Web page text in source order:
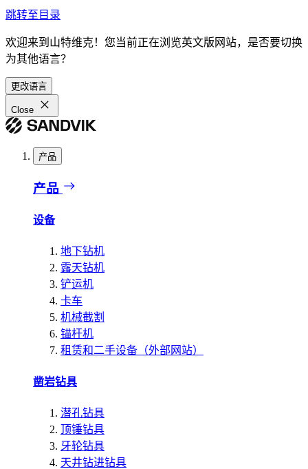
跳转至目录
欢迎来到山特维克！您当前正在浏览英文版网站，是否要切换
为其他语言？
更改语言
Close
产品
产品
设备
地下钻机
露天钻机
铲运机
卡车
机械截割
锚杆机
租赁和二手设备（外部网站）
凿岩钻具
潜孔钻具
顶锤钻具
牙轮钻具
天井钻进钻具